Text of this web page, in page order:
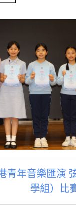
青年音樂匯演
學組）比